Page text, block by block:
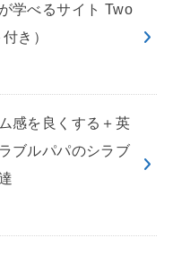
学べるサイト Two
き）
感を良くする＋英
ブルパパのシラブ